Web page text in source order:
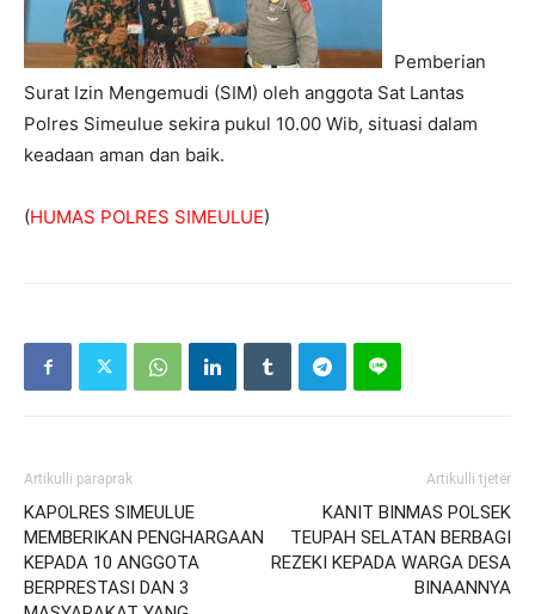
Pemberian
Surat Izin Mengemudi (SIM) oleh anggota Sat Lantas
Polres Simeulue sekira pukul 10.00 Wib, situasi dalam
keadaan aman dan baik.
(HUMAS POLRES SIMEULUE)
Artikulli paraprak
KAPOLRES SIMEULUE
MEMBERIKAN PENGHARGAAN
KEPADA 10 ANGGOTA
BERPRESTASI DAN 3
Artikulli tjetër
KANIT BINMAS POLSEK
TEUPAH SELATAN BERBAGI
REZEKI KEPADA WARGA DESA
BINAANNYA